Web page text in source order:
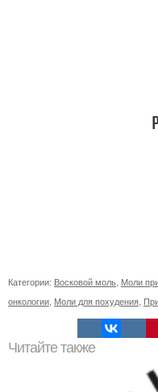
Категории: Восковой моль Моли
онкологии Моли для похудения
Читайте также